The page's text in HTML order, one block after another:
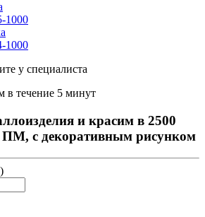
1000
1000
у специалиста
в течение 5 минут
и красим в 2500
ПМ, с декоративным рисунком